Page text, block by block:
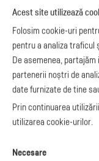
Exemple de facturi
Model factură
Manual de
facturare
Legislaţie facturi
Facturare online
blog.factureaza.ro
ajutor?
Acest site utilizează
Folosim cookie-uri
pentru a analiza traficul
De asemenea,
partenerii noștri de
date furnizate de tine
Prin continuarea
utilizarea cookie-urilor.
Necesare